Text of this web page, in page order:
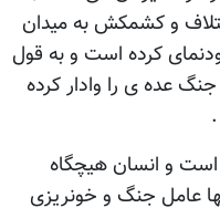
و کشمکش به میدان
کرده است و به قول
عده ی را وادار کرده
و انسان هیچگاه
عامل جنگ و خونریزی